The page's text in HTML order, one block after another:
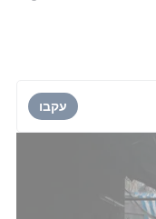
עקבו